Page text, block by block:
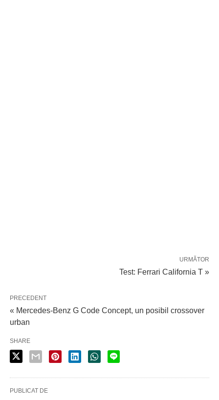
URMĂTOR
Test: Ferrari California T »
PRECEDENT
« Mercedes-Benz G Code Concept, un posibil crossover
urban
SHARE
PUBLICAT DE